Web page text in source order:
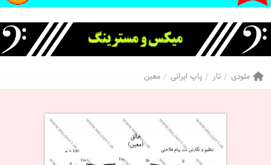
ملودی تار پاپ ایرانی معین